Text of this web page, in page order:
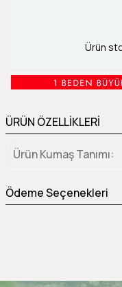
Ürün
ÜRÜN ÖZELLİKLERİ
Ürün Kumaş Tanımı
Ödeme Seçenekleri